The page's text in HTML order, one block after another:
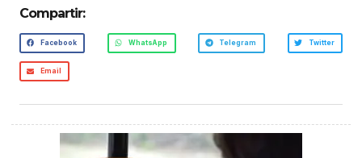
Compartir:
Facebook WhatsApp Telegram Twitter
Email